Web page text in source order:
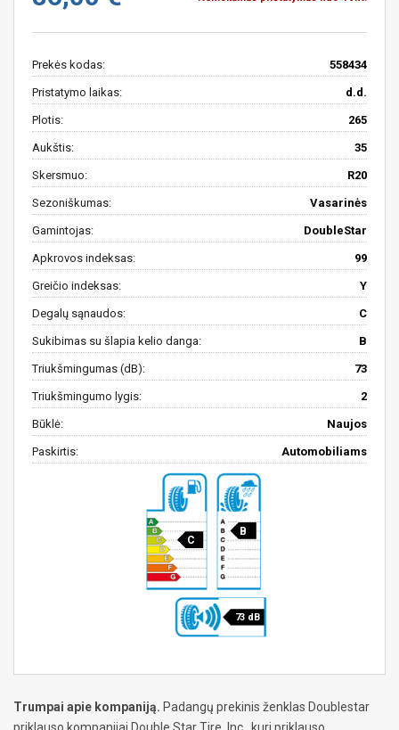
Prekės kodas: 558434
Pristatymo laikas: d.d.
Plotis: 265
Aukštis: 35
Skersmuo: R20
Sezoniškumas: Vasarinės
Gamintojas: DoubleStar
Apkrovos indeksas: 99
Greičio indeksas: Y
Degalų sąnaudos: C
Sukibimas su šlapia kelio danga: B
Triukšmingumas (dB): 73
Triukšmingumo lygis: 2
Būklė: Naujos
Paskirtis: Automobiliams
C
B
73 dB
Trumpai apie kompaniją. Padangų prekinis ženklas Doublestar
priklauso kompanijai Double Star Tire, Inc., kuri priklauso